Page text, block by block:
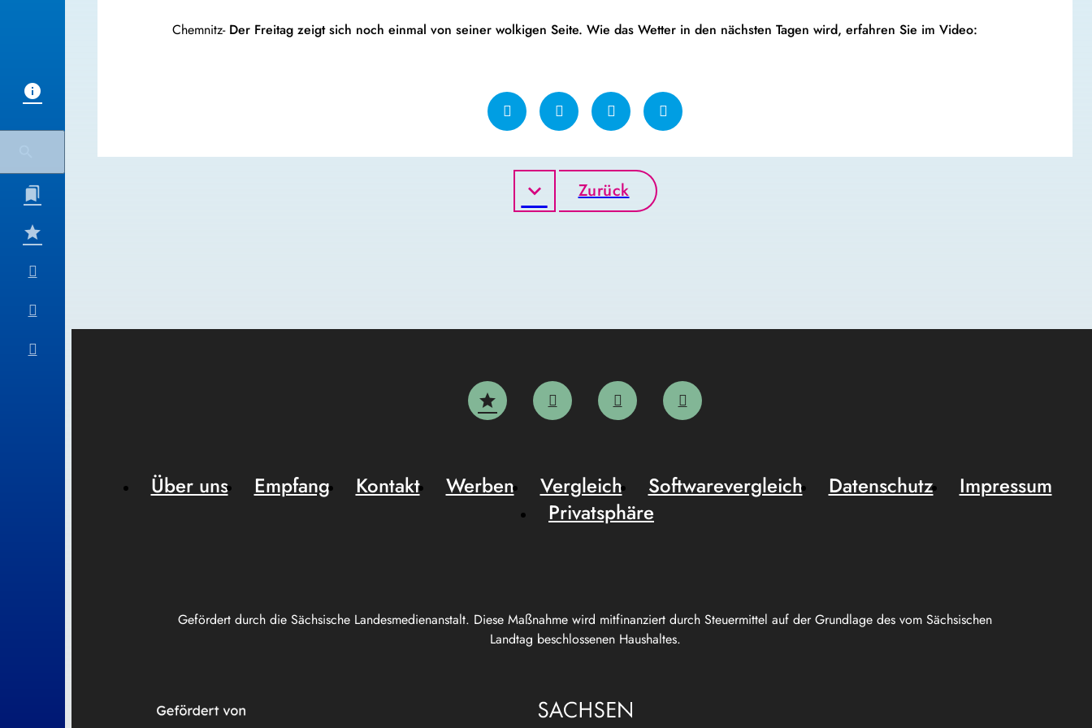
Chemnitz- Der Freitag zeigt sich noch einmal von seiner wolkigen Seite. Wie das Wetter in den nächsten Tagen wird, erfahren Sie im Video:
Zurück
Gefördert durch die Sächsische Landesmedienanstalt. Diese Maßnahme wird mitfinanziert durch Steuermittel auf der Grundlage des vom Sächsischen
Landtag beschlossenen Haushaltes.
Über uns Empfang Kontakt Werben Vergleich Softwarevergleich Datenschutz
Impressum
Privatsphäre